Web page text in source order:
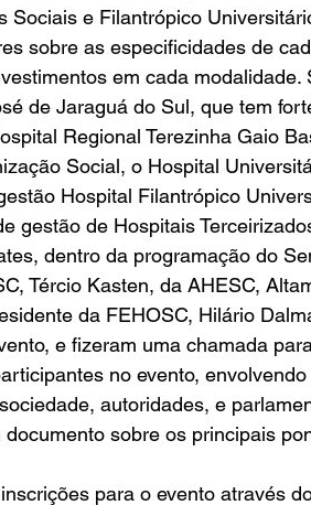
Sociais e Filantrópico
sobre as especificidades de
em cada modalidade.
de Jaraguá do Sul, que tem
Regional Terezinha Gaio
Social, o Hospital
Hospital Filantrópico
gestão de Hospitais
dentro da programação do
Tércio Kasten, da AHESC,
da FEHOSC, Hilário
e fizeram uma chamada
no evento,
autoridades, e
sobre os principais
para o evento através